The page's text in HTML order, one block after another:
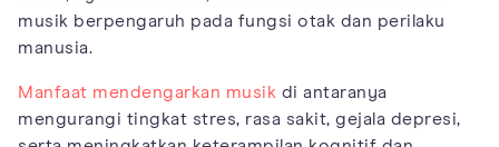
musik berpengaruh pada fungsi otak dan perilaku
manusia.
Manfaat mendengarkan musik di antaranya
mengurangi tingkat stres, rasa sakit, gejala depresi,